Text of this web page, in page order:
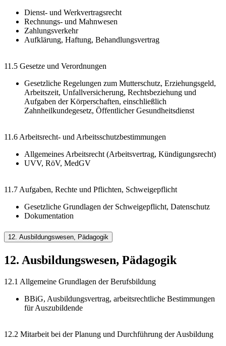
Dienst- und Werkvertragsrecht
Rechnungs- und Mahnwesen
Zahlungsverkehr
Aufklärung, Haftung, Behandlungsvertrag
11.5 Gesetze und Verordnungen
Gesetzliche Regelungen zum Mutterschutz, Erziehungsgeld,
Arbeitszeit, Unfallversicherung, Rechtsbeziehung und
Aufgaben der Körperschaften, einschließlich
Zahnheilkundegesetz, Öffentlicher Gesundheitsdienst
11.6 Arbeitsrecht- und Arbeitsschutzbestimmungen
Allgemeines Arbeitsrecht (Arbeitsvertrag, Kündigungsrecht)
UVV, RöV, MedGV
11.7 Aufgaben, Rechte und Pflichten, Schweigepflicht
Gesetzliche Grundlagen der Schweigepflicht, Datenschutz
Dokumentation
12. Ausbildungswesen, Pädagogik
12. Ausbildungswesen, Pädagogik
12.1 Allgemeine Grundlagen der Berufsbildung
BBiG, Ausbildungsvertrag, arbeitsrechtliche Bestimmungen
für Auszubildende
12.2 Mitarbeit bei der Planung und Durchführung der Ausbildung